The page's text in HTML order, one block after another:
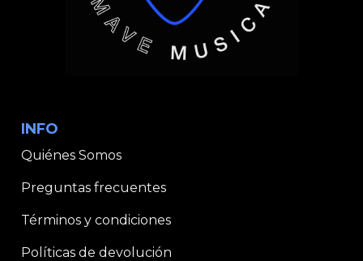
INFO
Quiénes Somos
Preguntas frecuentes
Términos y condiciones
Políticas de devolución